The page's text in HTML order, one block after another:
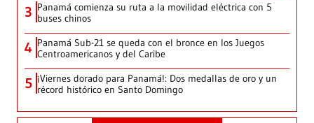
3 Panamá comienza su ruta a la movilidad eléctrica con 5
buses chinos
4 Panamá Sub-21 se queda con el bronce en los Juegos
Centroamericanos y del Caribe
5 ¡Viernes dorado para Panamá!: Dos medallas de oro y un
récord histórico en Santo Domingo